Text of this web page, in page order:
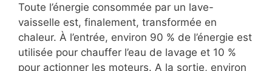
Toute l’énergie consommée par un lave-
vaisselle est, finalement, transformée en
chaleur. À l’entrée, environ 90 % de l’énergie est
utilisée pour chauffer l’eau de lavage et 10 %
pour actionner les moteurs. A la sortie, environ